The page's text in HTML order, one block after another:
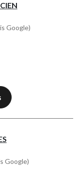
Google)
Google)